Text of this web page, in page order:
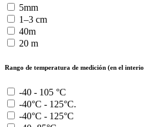
5mm
1–3 cm
40m
20 m
Rango de temperatura de medición (en el
-40 - 105 °C
-40°C - 125°C.
-40°C - 125°C